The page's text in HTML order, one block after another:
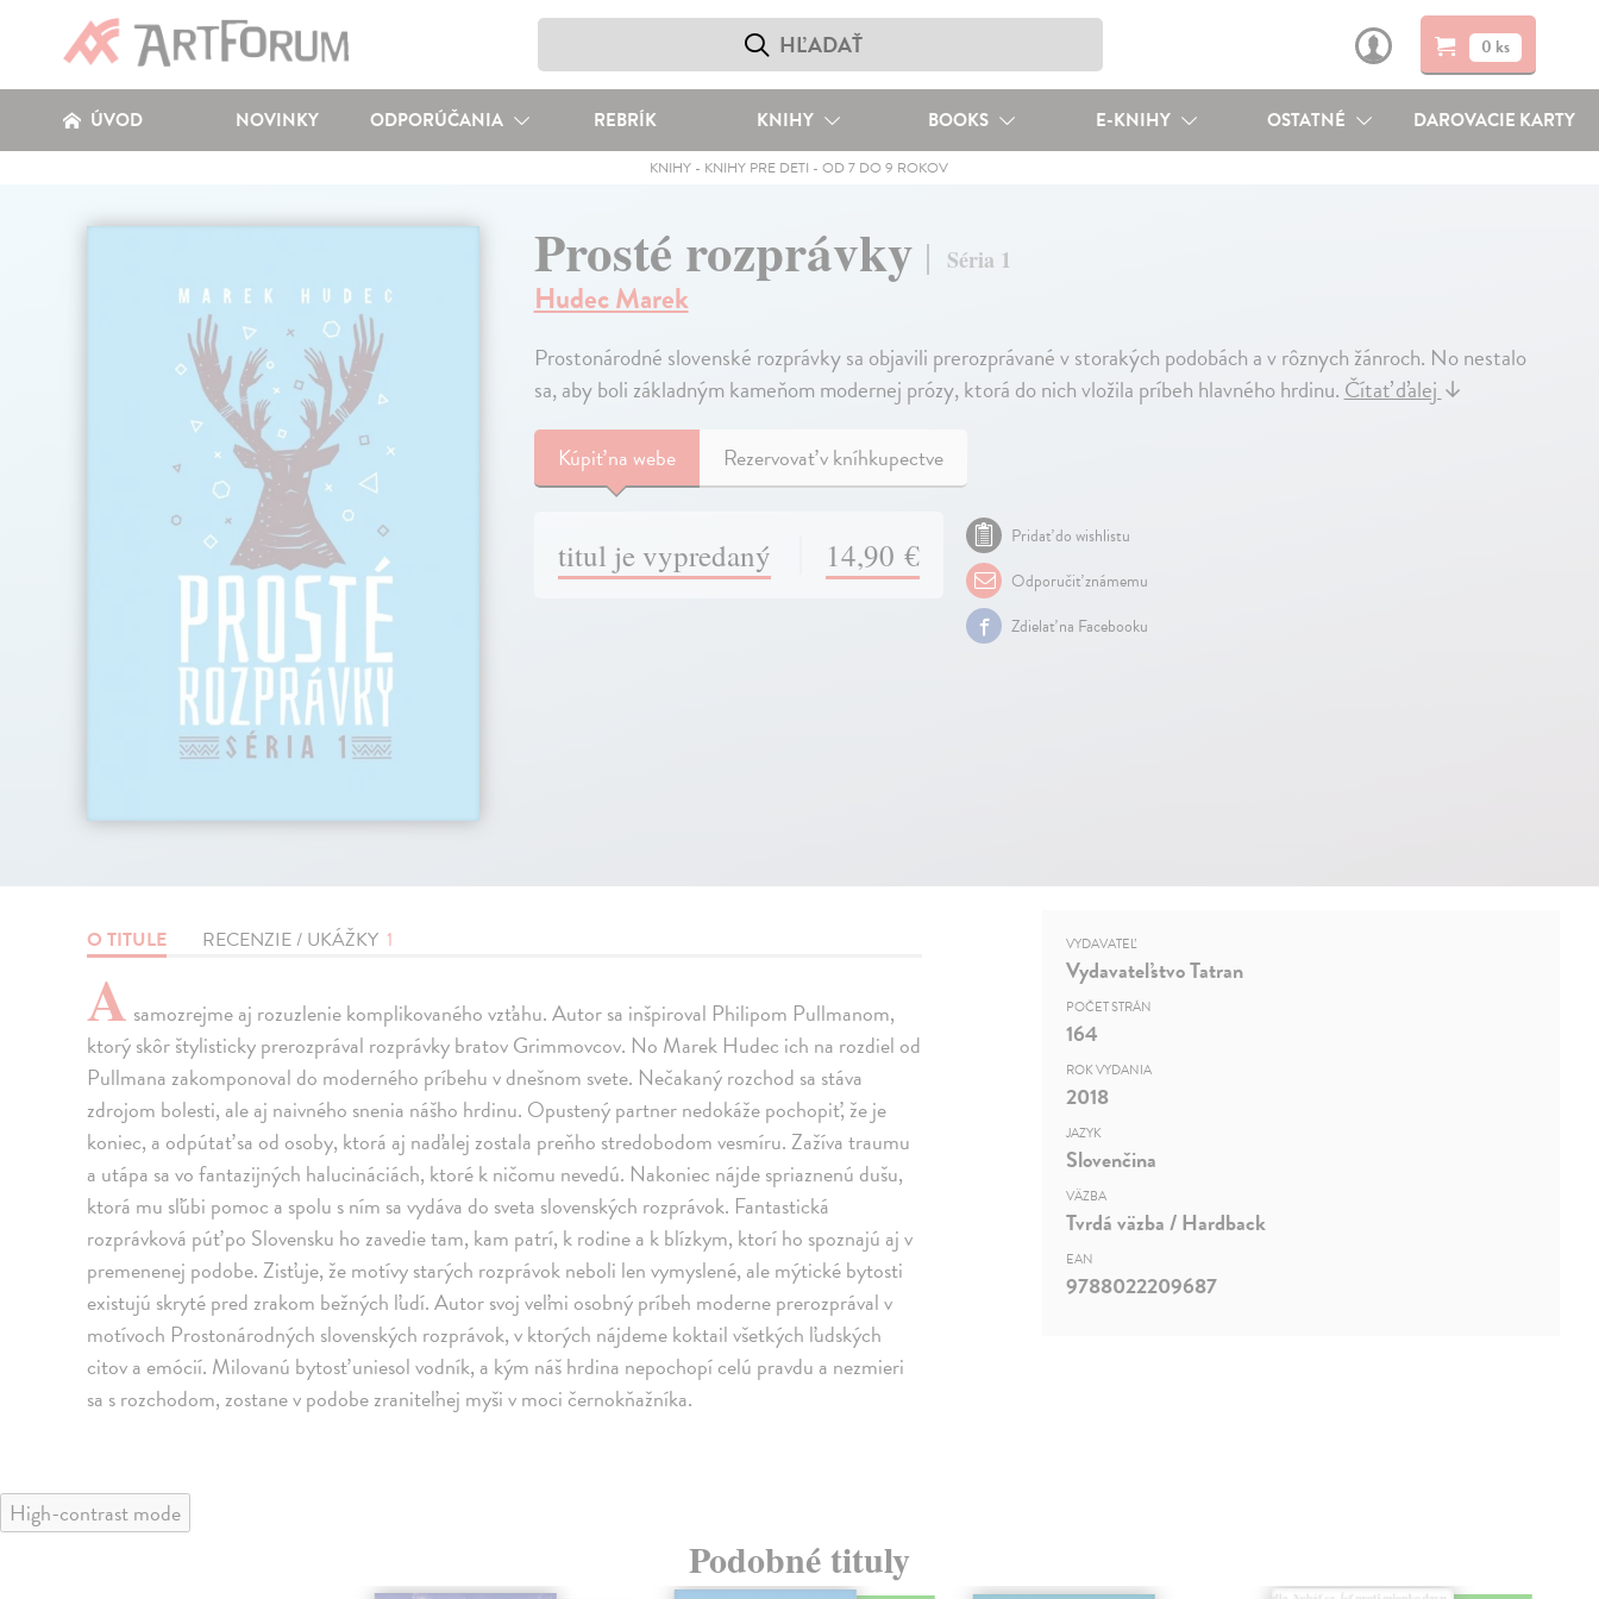
0 ks
ÚVOD NOVINKY ODPORÚČANIA REBRÍK KNIHY BOOKS E-KNIHY OSTATNÉ DAROVACIE KARTY
KNIHY - KNIHY PRE DETI -OD 7 DO 9 ROKOV
Prosté rozprávky Séria 1
Hudec Marek
Prostonárodné slovenské rozprávky sa objavili prerozprávané v storakých podobách a v rôznych žánroch. No nestalo
sa, aby boli základným kameňom modernej prózy, ktorá do nich vložila príbeh hlavného hrdinu.Čítať ďalej↓
Kúpiťna webe Rezervovať v kníhkupectve
titul je vypredaný 14,90 €
Pridať do wishlistu
Odporučiť známemu
Zdielať na Facebooku
O TITULE RECENZIE / UKÁŽKY 1
A samozrejme aj rozuzlenie komplikovaného vzťahu. Autor sa inšpiroval Philipom Pullmanom,
ktorý skôr štylisticky prerozprával rozprávky bratov Grimmovcov. No Marek Hudec ich na rozdiel od
Pullmana zakomponoval do moderného príbehu v dnešnom svete. Nečakaný rozchod sa stáva
zdrojom bolesti, ale aj naivného snenia nášho hrdinu. Opustený partner nedokáže pochopiť, že je
koniec, a odpútať sa od osoby, ktorá aj naďalej zostala preňho stredobodom vesmíru. Zažíva traumu
a utápa sa vo fantazijných halucináciách, ktoré k ničomu nevedú. Nakoniec nájde spriaznenú dušu,
ktorá mu sľúbi pomoc a spolu s ním sa vydáva do sveta slovenských rozprávok. Fantastická
rozprávková púť po Slovensku ho zavedie tam, kam patrí, k rodine a k blízkym, ktorí ho spoznajú aj v
premenenej podobe. Zisťuje, že motívy starých rozprávok neboli len vymyslené, ale mýtické bytosti
existujú skryté pred zrakom bežných ľudí. Autor svoj veľmi osobný príbeh moderne prerozprával v
motívoch Prostonárodných slovenských rozprávok, v ktorých nájdeme koktail všetkých ľudských
citov a emócií. Milovanú bytosť uniesol vodník, a kým náš hrdina nepochopí celú pravdu a nezmieri
sa s rozchodom, zostane v podobe zraniteľnej myši v moci černokňažníka.
VYDAVATEĽ
Vydavateľstvo Tatran
POČET STRÁN
164
ROK VYDANIA
2018
JAZYK
Slovenčina
VÄZBA
Tvrdá väzba / Hardback
EAN
9788022209687
High-contrast mode
Podobné tituly